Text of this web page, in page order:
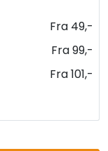
Fra 49,-
Fra 99,-
Fra 101,-